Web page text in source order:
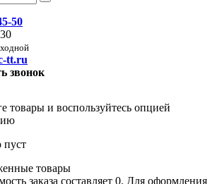
50
tt.ru
звонок
товары и воспользуйтесь опцией
пуст
товары
заказа составляет 0. Для оформления